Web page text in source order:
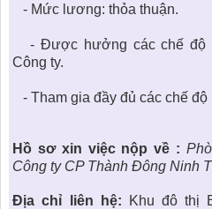
- Mức lương: thỏa thuận.
- Được hưởng các chế độ
Công ty.
- Tham gia đầy đủ các chế độ
Hồ sơ xin việc nộp về :
Công ty CP Thành Đông Ninh
Địa chỉ liên hệ: Khu đô thị